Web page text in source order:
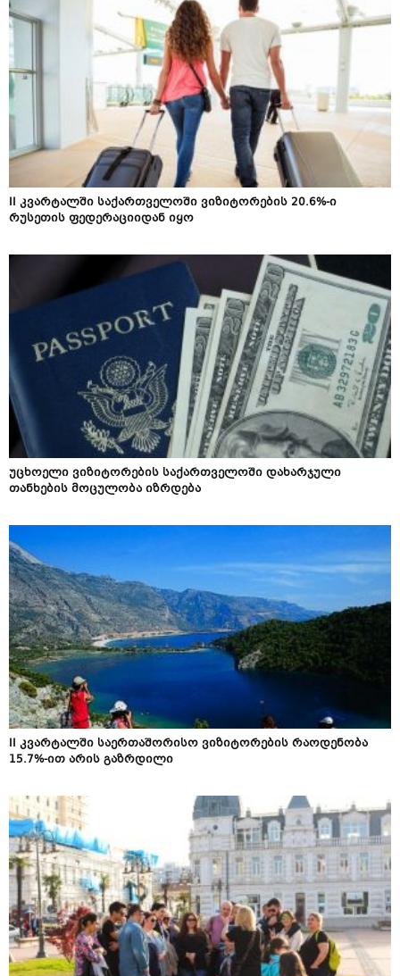
II კვარტალში საქართველოში ვიზიტორების 20.6%-ი
რუსეთის ფედერაციიდან იყო
უცხოელი ვიზიტორების საქართველოში დახარჯული
თანხების მოცულობა იზრდება
II კვარტალში საერთაშორისო ვიზიტორების რაოდენობა
15.7%-ით არის გაზრდილი